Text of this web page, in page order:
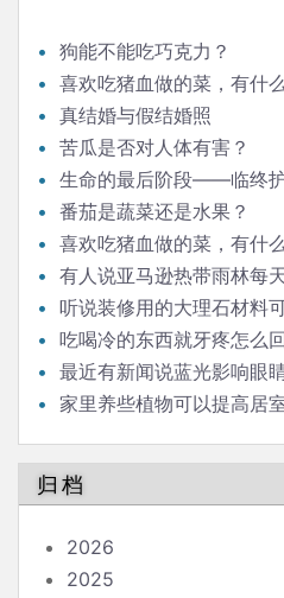
狗能不能吃巧克力？
喜欢吃猪血做的菜，有什
真结婚与假结婚照
苦瓜是否对人体有害？
生命的最后阶段——临终
怀）番茄是蔬菜还是水果？
喜欢吃猪血做的菜，有什
有人说亚马逊热带雨林每
放氧气，对人类生存意义重
听说装修用的大理石材料
办？吃喝冷的东西就牙疼怎么
最近有新闻说蓝光影响眼
吗？家里养些植物可以提高居
归档
2026
2025